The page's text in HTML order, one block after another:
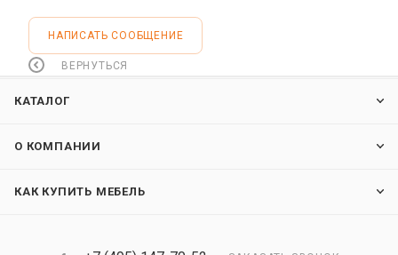
НАПИСАТЬ СООБЩЕНИЕ
ВЕРНУТЬСЯ
КАТАЛОГ
О КОМПАНИИ
КАК КУПИТЬ МЕБЕЛЬ